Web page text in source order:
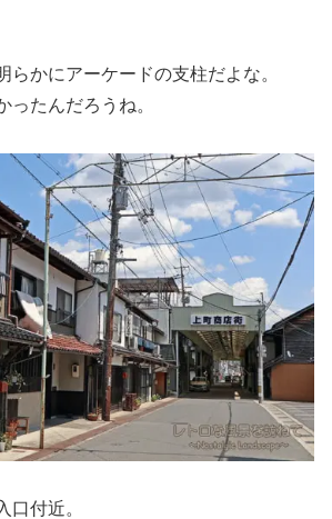
らかにアーケードの支柱だよな。
ったんだろうね。
口付近。